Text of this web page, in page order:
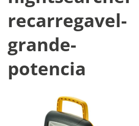
recarregavel-
grande-
potencia